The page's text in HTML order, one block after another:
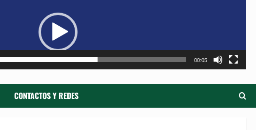
00:05
CONTACTOS Y REDES